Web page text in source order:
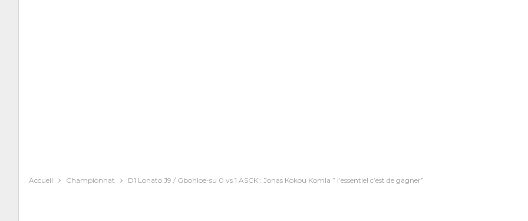
Accueil Championnat D1 Lonato J9 / Gbohloe-su 0 vs 1 ASCK : Jonas Kokou Komla ” l’essentiel c’est de gagner”